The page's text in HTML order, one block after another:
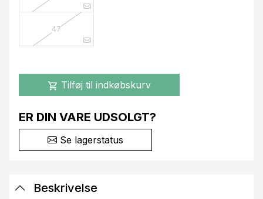
47
shopping_cart Tilføj til indkøbskurv
ER DIN VARE UDSOLGT?
Se lagerstatus
Beskrivelse